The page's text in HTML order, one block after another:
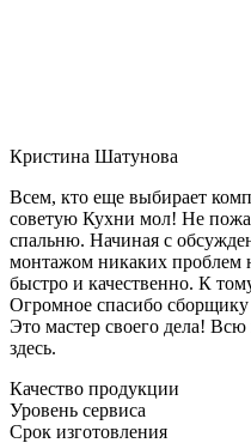
Кристина Шатунова
Всем, кто еще выбирает
советую Кухни мол! Не
спальню. Начиная с
монтажом никаких проблем
быстро и качественно. К
Огромное спасибо сборщику
Это мастер своего дела! Всю
здесь.
Качество продукции
Уровень сервиса
Срок изготовления